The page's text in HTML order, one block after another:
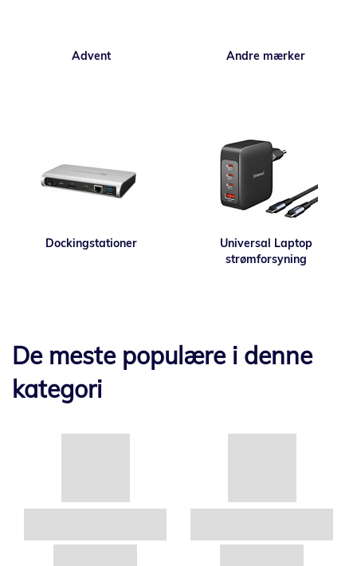
Advent Andre mærker
Dockingstationer
Universal Laptop
strømforsyning
De meste populære i denne
kategori